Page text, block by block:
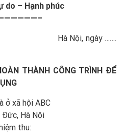
do – Hạnh phúc
ngày …….
THÀNH CÔNG TRÌNH ĐỂ
ở xã hội ABC
Hà Nội
thu: